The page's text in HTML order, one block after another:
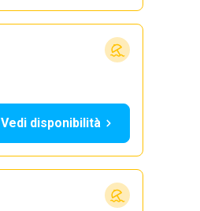
Vedi disponibilità